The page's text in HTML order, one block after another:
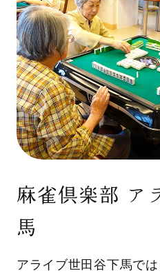
麻雀倶楽部 ア
馬
アライブ世田谷下馬で